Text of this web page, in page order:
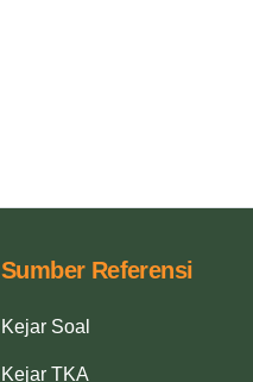
Sumber Referensi
Kejar Soal
Kejar TKA